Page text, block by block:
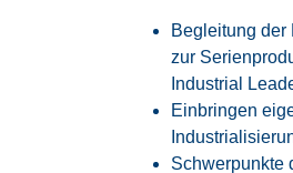
Begleitung der
zur
Industrial
Einbringen
Schwerpunkte